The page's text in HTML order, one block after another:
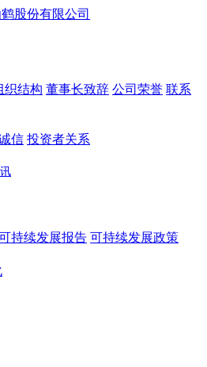
织结构 董事长致辞 公司荣誉 联系
信 投资者关系
持续发展报告 可持续发展政策